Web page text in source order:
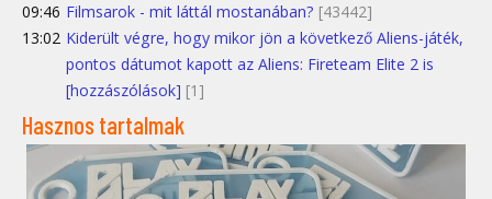
09:46 Filmsarok - mit láttál mostanában? [43442]
13:02 Kiderült végre, hogy mikor jön a következő Aliens-játék,
pontos dátumot kapott az Aliens: Fireteam Elite 2 is
[hozzászólások] [1]
Hasznos tartalmak